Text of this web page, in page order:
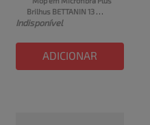
Brilhus BETTANIN 13
Litros caixa 1un
Indisponível
ADICIONAR